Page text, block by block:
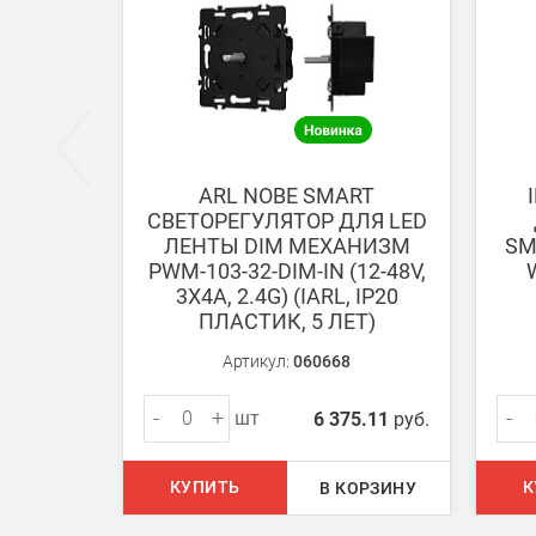
Безналичная оплата по счету
Вы можете оплатить заказ по выставленному
После получения оплаты счета с Вами
Доставка:
Самовывоз
Вы можете самостоятельно забрать заказ в
В Москве (внутри МКАД)
БЕСПЛАТНАЯ доставка при сумме заказа от 7000
ARL NOBE SMART
СВЕТОРЕГУЛЯТОР ДЛЯ LED
ЛЕНТЫ DIM МЕХАНИЗМ
PWM-103-32-DIM-IN (12-48V,
3Х4A, 2.4G) (IARL, IP20
ПЛАСТИК, 5 ЛЕТ)
Артикул: 060668
- + шт 6 375.11 руб.
КУПИТЬ В КОРЗИНУ
-